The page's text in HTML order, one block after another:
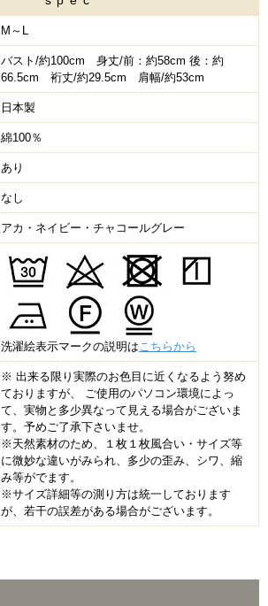
M～L
バスト/約100cm 身丈/前：約58cm 後：約
66.5cm 裄丈/約29.5cm 肩幅/約53cm
日本製
綿100％
あり
なし
アカ・ネイビー・チャコールグレー
洗濯絵表示マークの説明はこちらから
※ 出来る限り実際のお色目に近くなるよう努め
ておりますが、 ご使用のパソコン環境によっ
て、実物と多少異なって見える場合がございま
す。予めご了承下さいませ。
※天然素材のため、１枚１枚風合い・サイズ等
に微妙な違いがみられ、多少の歪み、シワ、縮
み等がでます。
※サイズ詳細等の測り方は統一しております
が、若干の誤差がある場合がございます。